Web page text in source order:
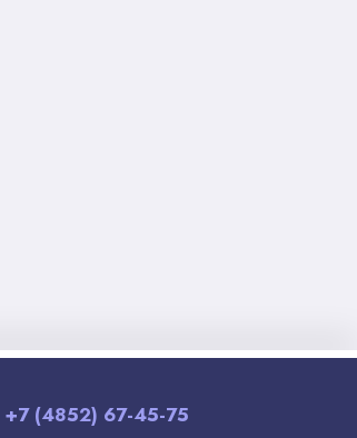
+7 (4852) 67-45-75